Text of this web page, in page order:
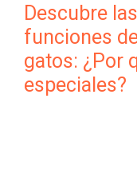
Descubre
funciones
gatos: ¿Por
especiales?